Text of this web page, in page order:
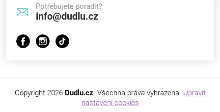
Potřebujete poradit?
info@dudlu.cz
Copyright 2026 Dudlu.cz. Všechna práva vyhrazena. Upravit
nastavení cookies